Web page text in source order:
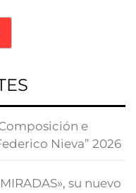
e
Nieva” 2026
su nuevo